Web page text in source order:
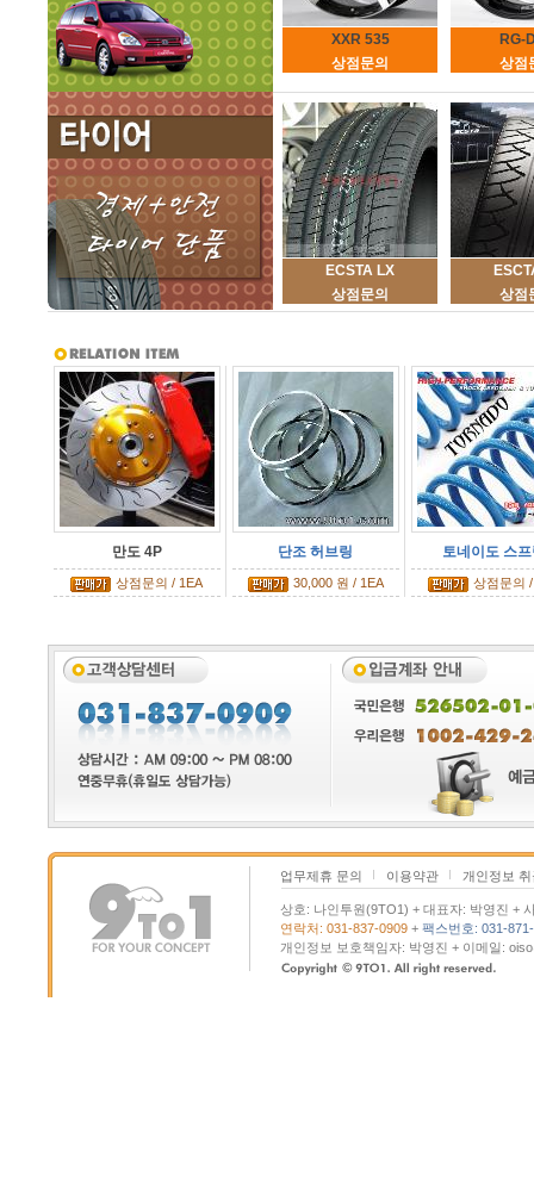
XXR 535
상점문의
RG-
상점
ECSTA LX
상점문의
상점
만도 4P
상점문의 / 1EA
단조 허브링
30,000 원 / 1EA
토네이도 스
상점문의
업무제휴 문의 이용약관 개인정보
상호: 나인투원(9TO1) + 대표자: 박영진 +
연락처: 031-837-0909 + 팩스번호: 031-
개인정보 보호책임자: 박영진 + 이메일: